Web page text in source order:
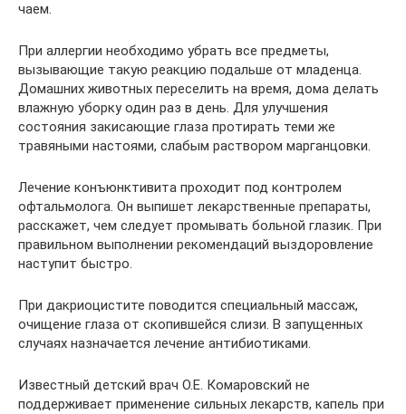
чаем.
При аллергии необходимо убрать все предметы,
вызывающие такую реакцию подальше от младенца.
Домашних животных переселить на время, дома делать
влажную уборку один раз в день. Для улучшения
состояния закисающие глаза протирать теми же
травяными настоями, слабым раствором марганцовки.
Лечение конъюнктивита проходит под контролем
офтальмолога. Он выпишет лекарственные препараты,
расскажет, чем следует промывать больной глазик. При
правильном выполнении рекомендаций выздоровление
наступит быстро.
При дакриоцистите поводится специальный массаж,
очищение глаза от скопившейся слизи. В запущенных
случаях назначается лечение антибиотиками.
Известный детский врач О.Е. Комаровский не
поддерживает применение сильных лекарств, капель при